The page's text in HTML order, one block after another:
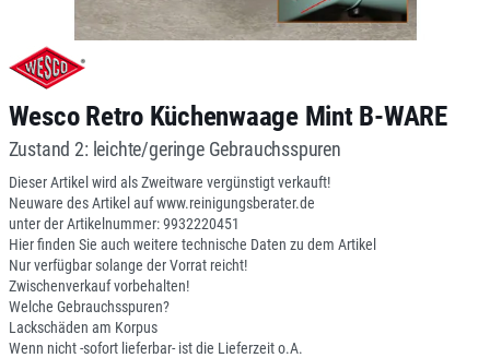
Wesco Retro Küchenwaage Mint B-WARE
Zustand 2: leichte/geringe Gebrauchsspuren
Dieser Artikel wird als Zweitware vergünstigt verkauft!
Neuware des Artikel auf www.reinigungsberater.de
unter der Artikelnummer: 9932220451
Hier finden Sie auch weitere technische Daten zu dem Artikel
Nur verfügbar solange der Vorrat reicht!
Zwischenverkauf vorbehalten!
Welche Gebrauchsspuren?
Lackschäden am Korpus
Wenn nicht -sofort lieferbar- ist die Lieferzeit o.A.